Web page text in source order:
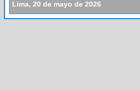
Lima, 20 de mayo de 2026